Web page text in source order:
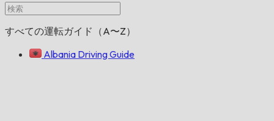
すべての運転ガイド（A〜Z）
Albania Driving Guide